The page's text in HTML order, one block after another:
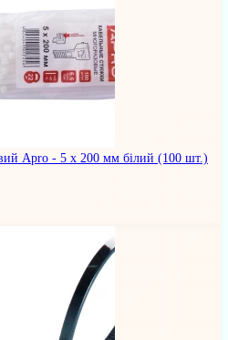
Apro - 5 x 200 мм білий (100 шт.)